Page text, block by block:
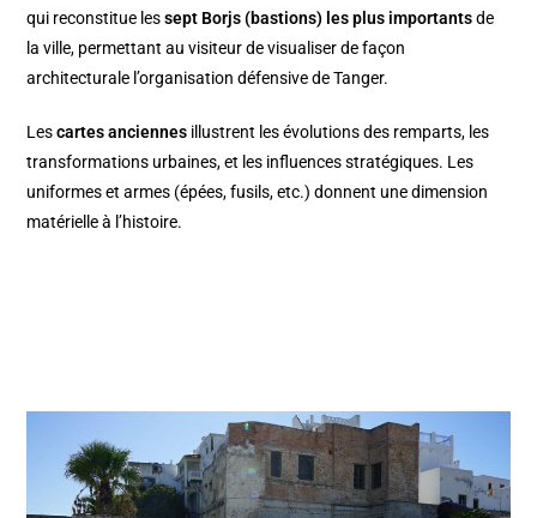
qui reconstitue lessept Borjs (bastions) les plus importantsde
la ville, permettant au visiteur de visualiser de façon
architecturale l’organisation défensive de Tanger.
Lescartes anciennes illustrent les évolutions des remparts, les
transformations urbaines, et les influences stratégiques. Les
uniformes et armes (épées, fusils, etc.) donnent une dimension
matérielle à l’histoire.